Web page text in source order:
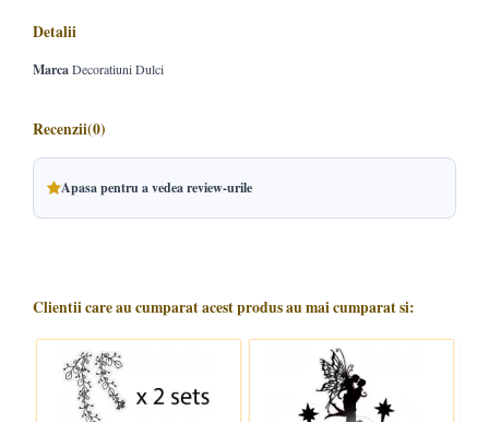
Detalii
MarcaDecoratiuni Dulci
Recenzii(0)
Apasa pentru a vedea review-urile
Clientii care au cumparat acest produs au mai cumparat si: